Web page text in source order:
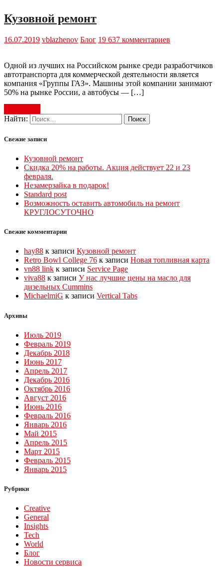
Кузовной ремонт
16.07.2019 vblazhenov Блог 19 637 комментариев
Одной из лучших на Российском рынке среди разработчиков
автотранспорта для коммерческой деятельности является
компания «Группы ГАЗ». Машины этой компании занимают
50% на рынке России, а автобусы — […]
Найти:
Свежие записи
Кузовной ремонт
Скидка 20% на работы. Акция действует 22 и 23
февраля.
Незамерзайка в подарок!
Standard post
Возможность оставить автомобиль на ремонт
КРУГЛОСУТОЧНО
Свежие комментарии
hay88 к записи Кузовной ремонт
Retro Bowl College 76 к записи Новая топливная карта
vn88 link к записи Service Page
viva88 к записи У нас лучшие цены на масло для
дизельных Cummins
MichaelmiG к записи Vertical Tabs
Архивы
Июль 2019
Февраль 2019
Декабрь 2018
Июнь 2017
Апрель 2017
Декабрь 2016
Октябрь 2016
Август 2016
Июнь 2016
Февраль 2016
Январь 2016
Май 2015
Апрель 2015
Март 2015
Февраль 2015
Январь 2015
Рубрики
Creative
General
Insights
Tech
World
Блог
Новости сервиса